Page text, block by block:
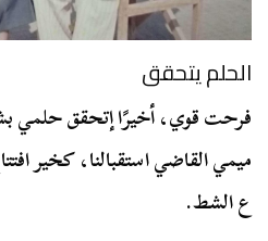
الحلميتحقق
فرحت قوي، أخيرًا إتحقق حلمي
ميمي القاضي استقبالنا، كخير
ع الشط.